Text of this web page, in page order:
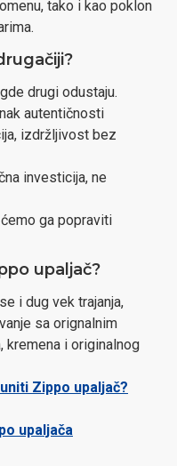
tako i kao poklon
drugi odustaju.
autentičnosti
izdržljivost bez
investicija, ne
ga popraviti
upaljač?
i dug vek trajanja,
sa orignalnim
kremena i originalnog
Zippo upaljač?
upaljača